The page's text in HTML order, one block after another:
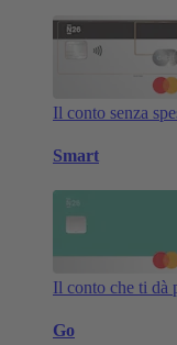
Il conto senza
Smart
Il conto che ti dà
Go